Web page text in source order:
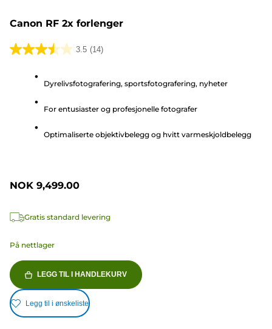
Canon RF 2x forlenger
3.5 (14)
3.5
stjerner.
omtaler
Dyrelivsfotografering, sportsfotografering, nyheter
For entusiaster og profesjonelle fotografer
Optimaliserte objektivbelegg og hvitt varmeskjoldbelegg
NOK 9,499.00
Gratis standard levering
På nettlager
LEGG TIL I HANDLEKURV
Legg til i ønskeliste